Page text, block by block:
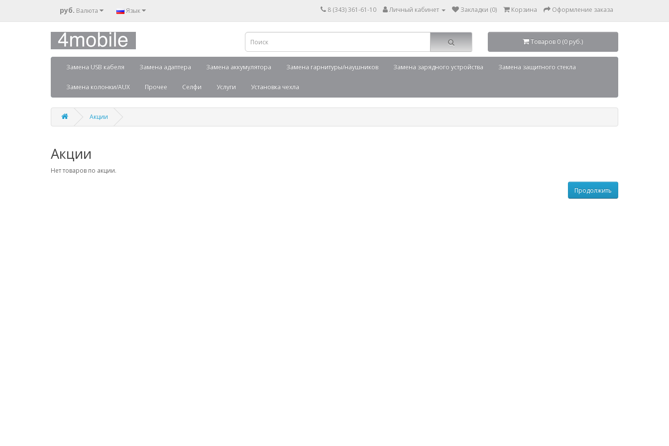
руб. Валюта Язык 8 (343) 361-61-10 Личный кабинет Закладки (0) Корзина Оформление заказа
Товаров 0 (0 руб.)
Замена USB кабеля Замена адаптера Замена аккумулятора Замена гарнитуры/наушников Замена зарядного устройства Замена защитного стекла
Замена колонки/AUX Прочее Селфи Услуги Установка чехла
Акции
Акции
Нет товаров по акции.
Продолжить